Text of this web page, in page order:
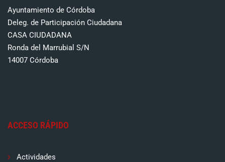
Ayuntamiento de Córdoba
Deleg. de Participación Ciudadana
CASA CIUDADANA
Ronda del Marrubial S/N
14007 Córdoba
ACCESO RÁPIDO
Actividades